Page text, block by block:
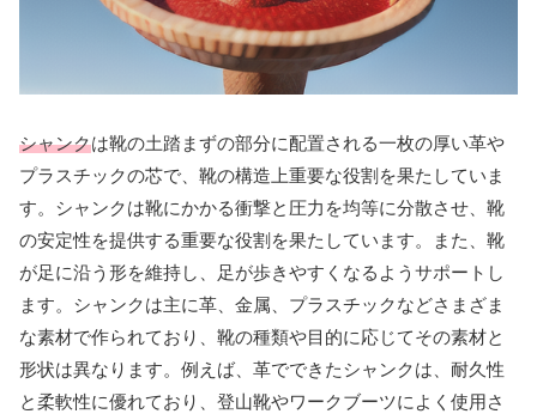
シャンクは靴の土踏まずの部分に配置される一枚の厚い革や
プラスチックの芯で、靴の構造上重要な役割を果たしていま
す。シャンクは靴にかかる衝撃と圧力を均等に分散させ、靴
の安定性を提供する重要な役割を果たしています。また、靴
が足に沿う形を維持し、足が歩きやすくなるようサポートし
ます。シャンクは主に革、金属、プラスチックなどさまざま
な素材で作られており、靴の種類や目的に応じてその素材と
形状は異なります。例えば、革でできたシャンクは、耐久性
と柔軟性に優れており、登山靴やワークブーツによく使用さ